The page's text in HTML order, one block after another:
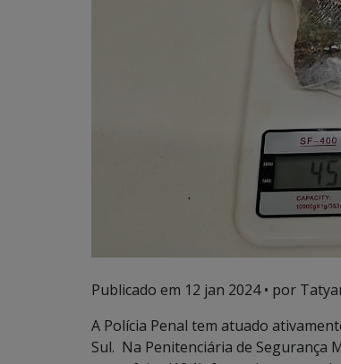
Publicado em 12 jan 2024• por
A Polícia Penal tem atuado
Sul. Na Penitenciária de Segurança